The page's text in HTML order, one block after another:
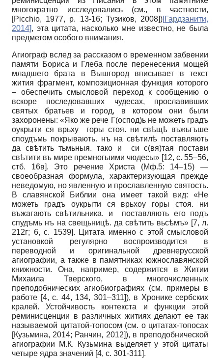
многократно исследовались (см., в частности,
[Picchio, 1977, p. 13-16; Тузиков, 2008])[Гардзанити,
2014], эта цитата, насколько мне известно, не была
предметом особого внимания.
Агиограф вслед за рассказом о временном забвении
памяти Бориса и Глеба после перенесения мощей
младшего брата в Вышгород вписывает в текст
жития фрагмент, композиционная функция которого
– обеспечить смысловой переход к сообщению о
вскоре последовавших чудесах, прославивших
святых братьев и город, в котором они были
захоронены: «Яко же рече Г(оспод)ь не можеть градъ
оукрыти ся врьху горы стоя. ни свѣщѣ въжьгъше
споудъмь покрывають. нъ на свѣтилѣ поставляють
да свѣтить тьмьныя. тако и си с(вя)тая постави
свѣтити въ мире премногыими чюдесы» [12, с. 55–56,
стб. 16в]. Это речение Христа (Мф.5: 14–15) —
своеобразная формула, характеризующая прежде
неведомую, но явленную и прославленную святость.
В славянской Библии она имеет такой вид: «Не
можеть градъ оукрыти ся врьхоу горы стоя. ни
въжагають свѣтильника. и поставляють его подъ
спудъмь нъ на свещьницѣ. да свѣтить вьсѣмъ» [7, л.
212г; 6, с. 1539]. Цитата именно с этой смысловой
установкой регулярно воспроизводится в
переводной и оригинальной древнерусской
агиографии, а также в памятниках южнославянской
книжности. Она, например, содержится в Житии
Михаила Тверского, в многочисленных
преподобнических агиобиографиях (см. примеры в
работе [4, с. 44, 134, 301–311]), в Хронике сербских
кралей. Устойчивость контекста и функции этой
реминисценции в различных житиях делают ее так
называемой цитатой-топосом (см. о цитатах-топосах
[Кузьмина, 2014; Ранчин, 2012]), в преподобнической
агиографии М.К. Кузьмина выделяет у этой цитаты
четыре ядра значений [4, с. 301-311].